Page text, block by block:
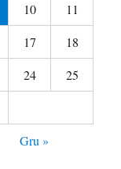
10 11
17
18
24 25
Gru »